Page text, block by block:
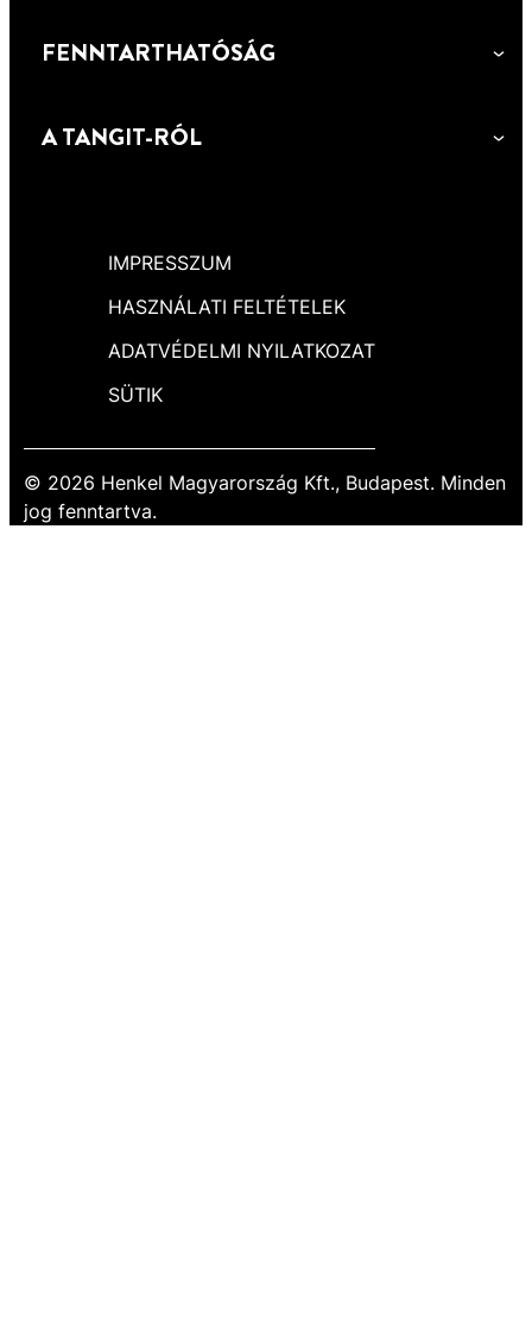
FENNTARTHATÓSÁG
A TANGIT-RÓL
IMPRESSZUM
HASZNÁLATI FELTÉTELEK
ADATVÉDELMI NYILATKOZAT
SÜTIK
© 2026 Henkel Magyarország Kft., Budapest. Minden
jog fenntartva.